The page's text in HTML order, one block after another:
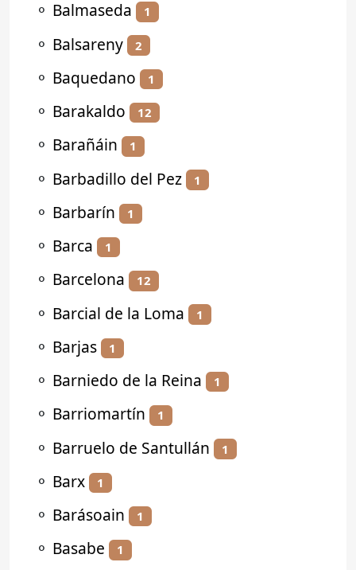
⚬ Balmaseda 1
⚬ Balsareny 2
⚬ Baquedano 1
⚬ Barakaldo 12
⚬ Barañáin 1
⚬ Barbadillo del Pez 1
⚬ Barbarín 1
⚬ Barca 1
⚬ Barcelona 12
⚬ Barcial de la Loma 1
⚬ Barjas 1
⚬ Barniedo de la Reina 1
⚬ Barriomartín 1
⚬ Barruelo de Santullán 1
⚬ Barx 1
⚬ Barásoain 1
⚬ Basabe 1